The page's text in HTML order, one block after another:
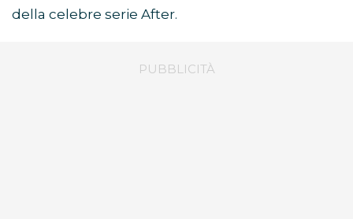
della celebre serie After.